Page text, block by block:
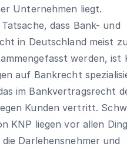
Unternehmen liegt.
dass Bank- und
in Deutschland meist
werden, ist
auf Bankrecht
im Bankvertragsrecht
Kunden vertritt.
KNP liegen vor allen
Darlehensnehmer und